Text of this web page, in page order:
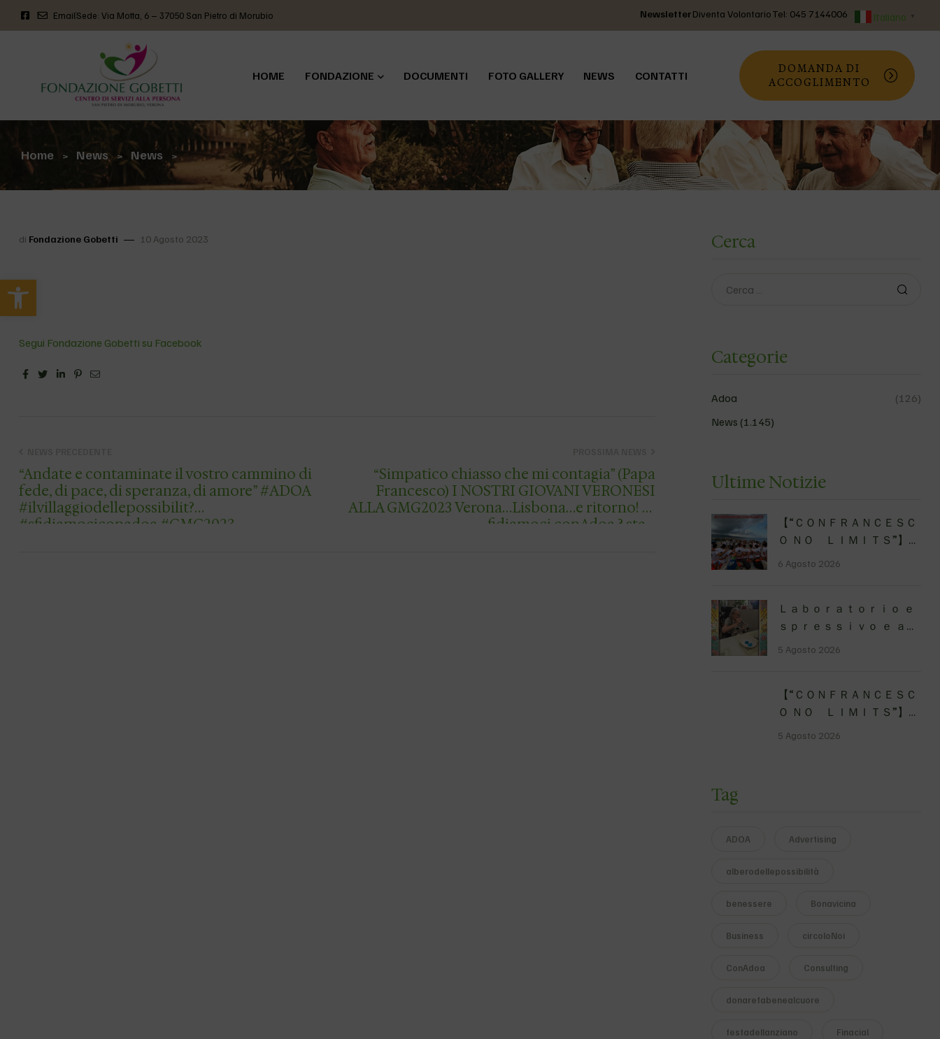
Apri la barra degli strumenti
EmailSede: Via Motta, 6 – 37050 San Pietro di Morubio NewsletterDiventa VolontarioTel: 045 7144006 Italiano ▼
HOME FONDAZIONE DOCUMENTI FOTO GALLERY NEWS CONTATTI
DOMANDA DI
ACCOGLIMENTO
Home > News > News >
di Fondazione Gobetti 10 Agosto 2023
Segui Fondazione Gobetti su Facebook
FacebookTwitterLinkedinPinterest
Email
“Andate e contaminate il vostro cammino di
fede, di pace, di speranza, di amore” #ADOA
#ilvillaggiodellepossibilit?
#sfidiamociconadoa #GMG2023…
“Simpatico chiasso che mi contagia” (Papa
Francesco) I NOSTRI GIOVANI VERONESI
ALLA GMG2023 Verona…Lisbona…e ritorno! S-
fidiamoci conAdoa ? sta…
Cerca
Categorie
Adoa
(126)
News (1.145)
Ultime Notizie
【 “ＣＯＮＦＲＡＮＣＥＳＣ
Ｏ ＮＯ ＬＩＭＩＴＳ”】
Traversata dello Stretto
orizzonte: nessun limite,
solo …
6 Agosto 2026
Ｌａｂｏｒａｔｏｒｉｏ ｅ
ｓｐｒｅｓｓｉｖｏ ｅ ａｒ
ｔｉｓｔｉｃｏ Piccoli
comunicare sentimenti e
ric…
5 Agosto 2026
【 “ＣＯＮＦＲＡＮＣＥＳＣ
Ｏ ＮＯ ＬＩＭＩＴＳ”】
Traversata dello Stretto
5 Agosto 2026
Tag
ADOA Advertising
alberodellepossibilità
benessere Bonavicina
Business circoloNoi
ConAdoa Consulting
donarefabenealcuore
festadellanziano Finacial